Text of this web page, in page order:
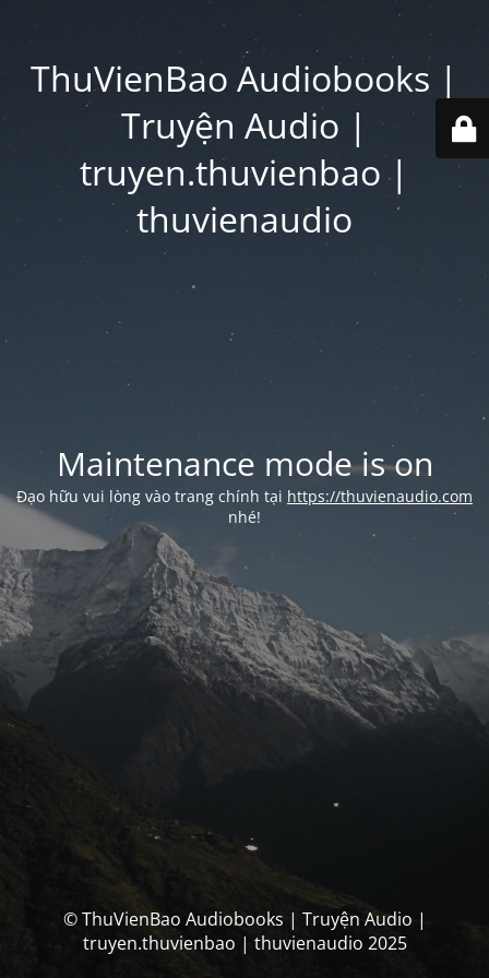
ThuVienBao Audiobooks |
Truyện Audio |
truyen.thuvienbao |
thuvienaudio
Maintenance mode is on
Đạo hữu vui lòng vào trang chính tại https://thuvienaudio.com
nhé!
© ThuVienBao Audiobooks | Truyện Audio |
truyen.thuvienbao | thuvienaudio 2025